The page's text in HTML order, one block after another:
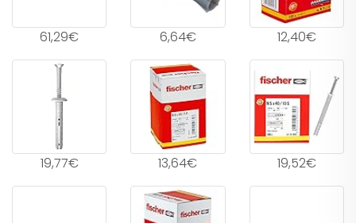
61,29€ 6,64€ 12,40€
19,77€ 13,64€ 19,52€